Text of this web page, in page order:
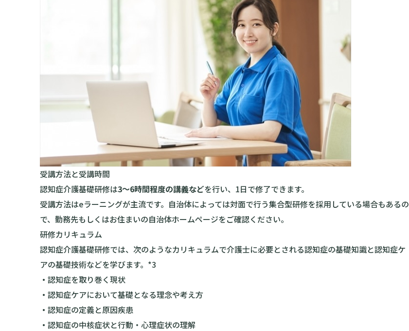
受講方法と受講時間
認知症介護基礎研修は3〜6時間程度の講義などを行い、1日で修了できます。
受講方法はeラーニングが主流です。自治体によっては対面で行う集合型研修を採用している場合もあるの
で、勤務先もしくはお住まいの自治体ホームページをご確認ください。
研修カリキュラム
認知症介護基礎研修では、次のようなカリキュラムで介護士に必要とされる認知症の基礎知識と認知症ケ
アの基礎技術などを学びます。*3
・ 認知症を取り巻く現状
・ 認知症ケアにおいて基礎となる理念や考え方
・ 認知症の定義と原因疾患
・ 認知症の中核症状と行動・心理症状の理解